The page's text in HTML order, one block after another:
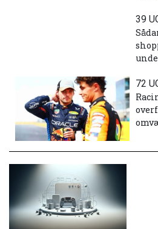
39
72